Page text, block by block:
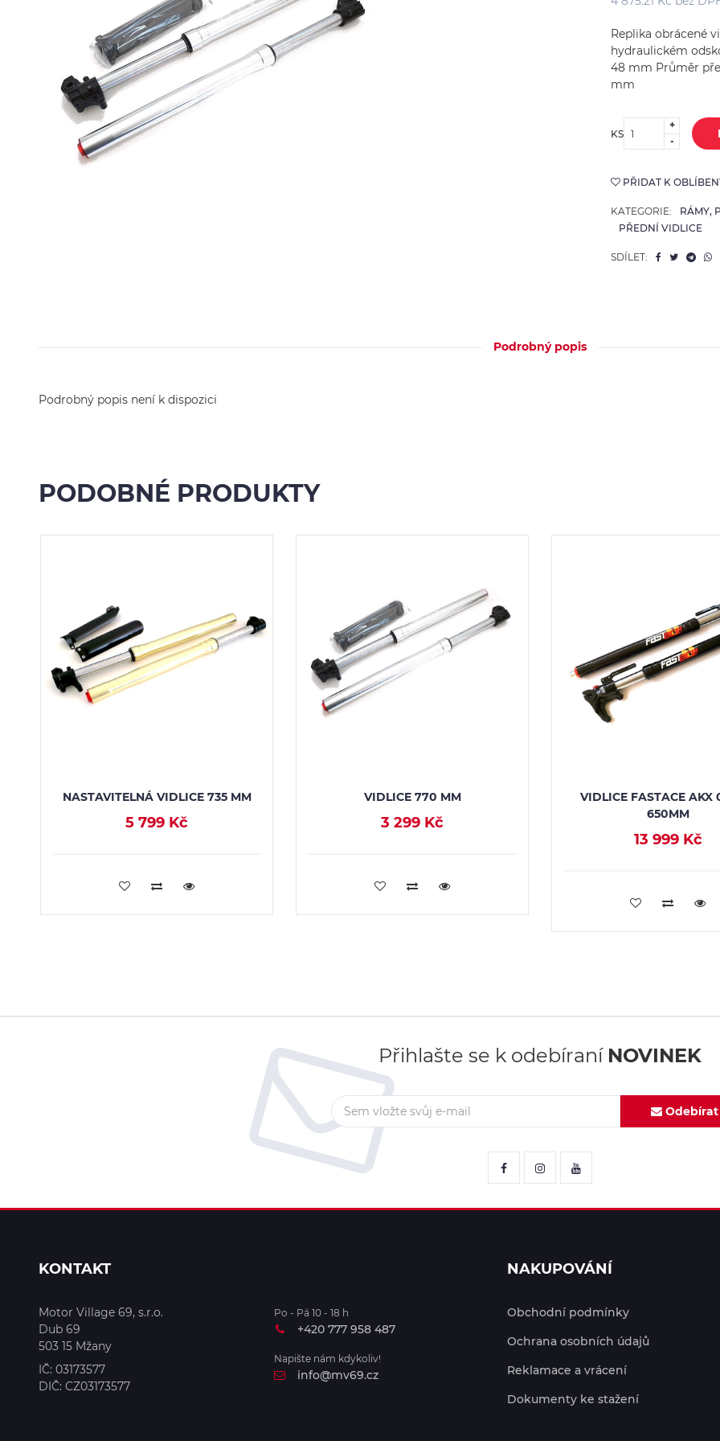
RIVALE Series (6)
FG Gubellini -
Příslušenství a Náhradní
díly
Oleje, Kapaliny, Údržba
Replika obrácené
hydraulickém
48 mm Průměr
mm
KS
+
-
PŘIDAT K
KATEGORIE:
RÁMY,
PŘEDNÍ VIDLICE
SDÍLET:
Podrobný popis
Podrobný popis není k dispozici
PODOBNÉ PRODUKTY
NASTAVITELNÁ VIDLICE 735 MM
5 799 Kč
PŘIDAT DO KOŠÍKU
VIDLICE 770 MM
3 299 Kč
PŘIDAT DO KOŠÍKU
VIDLICE FASTACE AKX
650MM
13 999 Kč
PŘIDAT DO
Přihlašte se k odebíraní NOVINEK
Odebírat
KONTAKT
Motor Village 69, s.r.o.
Dub 69
503 15 Mžany
IČ: 03173577
DIČ: CZ03173577
Po - Pá 10 - 18 h
+420 777 958 487
Napište nám kdykoliv!
info@mv69.cz
NAKUPOVÁNÍ
Obchodní podmínky
Ochrana osobních údajů
Reklamace a vrácení
Dokumenty ke stažení